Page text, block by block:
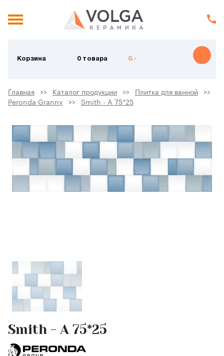
Корзина 0 товара 0.-
Главная Каталог продукции
Плитка для ванной
Peronda Granny
Smith - A 75*25
Smith - A 75*25